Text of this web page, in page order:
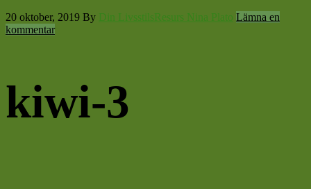
20 oktober, 2019 By Din LivsstilsResurs Nina Plato Lämna en
kommentar
kiwi-3